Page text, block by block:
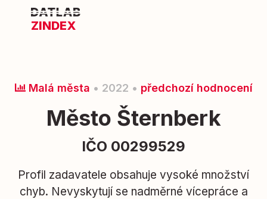
ZINDEX
Malá města • 2022 • předchozí hodnocení
Město Šternberk
IČO 00299529
Profil zadavatele obsahuje vysoké množství
chyb. Nevyskytují se nadměrné vícepráce a